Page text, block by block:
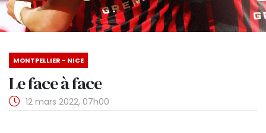
MONTPELLIER - NICE
Le face à face
12 mars 2022, 07h00